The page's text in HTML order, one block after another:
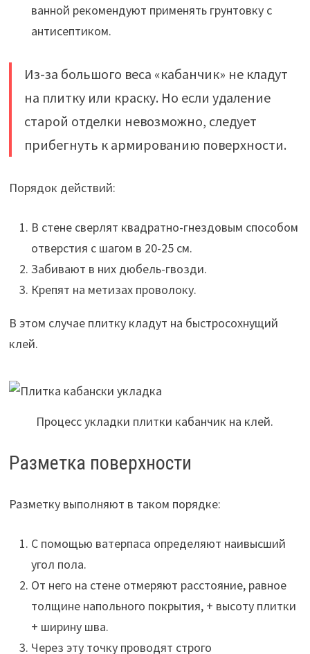
ванной рекомендуют применять грунтовку с
антисептиком.
Из-за большого веса «кабанчик» не кладут
на плитку или краску. Но если удаление
старой отделки невозможно, следует
прибегнуть к армированию поверхности.
Порядок действий:
В стене сверлят квадратно-гнездовым способом
отверстия с шагом в 20-25 см.
Забивают в них дюбель-гвозди.
Крепят на метизах проволоку.
В этом случае плитку кладут на быстросохнущий
клей.
Процесс укладки плитки кабанчик на клей.
Разметка поверхности
Разметку выполняют в таком порядке:
С помощью ватерпаса определяют наивысший
угол пола.
От него на стене отмеряют расстояние, равное
толщине напольного покрытия, + высоту плитки
+ ширину шва.
Через эту точку проводят строго